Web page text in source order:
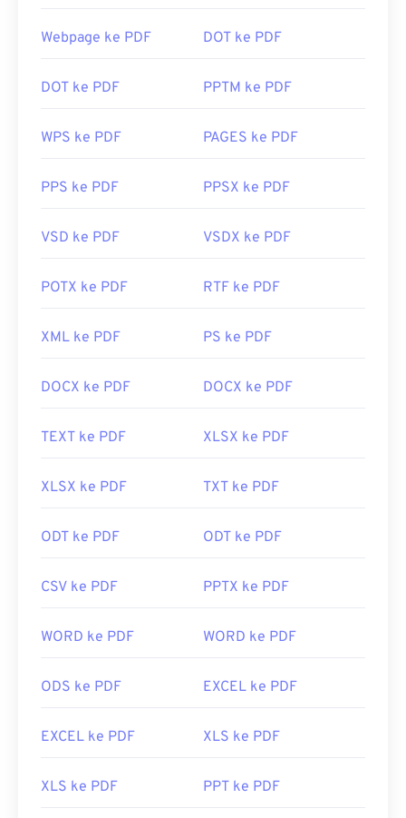
Webpage ke PDF DOT ke PDF
DOT ke PDF PPTM ke PDF
WPS ke PDF PAGES ke PDF
PPS ke PDF PPSX ke PDF
VSD ke PDF VSDX ke PDF
POTX ke PDF RTF ke PDF
XML ke PDF PS ke PDF
DOCX ke PDF DOCX ke PDF
TEXT ke PDF XLSX ke PDF
XLSX ke PDF TXT ke PDF
ODT ke PDF ODT ke PDF
CSV ke PDF PPTX ke PDF
WORD ke PDF WORD ke PDF
ODS ke PDF EXCEL ke PDF
EXCEL ke PDF XLS ke PDF
XLS ke PDF PPT ke PDF